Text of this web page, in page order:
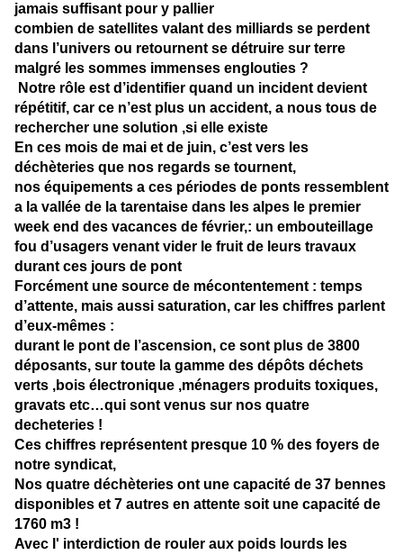
jamais suffisant pour y pallier
combien de satellites valant des milliards se perdent
dans l’univers ou retournent se détruire sur terre
malgré les sommes immenses englouties ?
Notre rôle est d’identifier quand un incident devient
répétitif, car ce n’est plus un accident, a nous tous de
rechercher une solution ,si elle existe
En ces mois de mai et de juin, c’est vers les
déchèteries que nos regards se tournent,
nos équipements a ces périodes de ponts ressemblent
a la vallée de la tarentaise dans les alpes le premier
week end des vacances de février,: un embouteillage
fou d’usagers venant vider le fruit de leurs travaux
durant ces jours de pont
Forcément une source de mécontentement : temps
d’attente, mais aussi saturation, car les chiffres parlent
d’eux-mêmes :
durant le pont de l’ascension, ce sont plus de 3800
déposants, sur toute la gamme des dépôts déchets
verts ,bois électronique ,ménagers produits toxiques,
gravats etc…qui sont venus sur nos quatre
decheteries !
Ces chiffres représentent presque 10 % des foyers de
notre syndicat,
Nos quatre déchèteries ont une capacité de 37 bennes
disponibles et 7 autres en attente soit une capacité de
1760 m3 !
Avec l' interdiction de rouler aux poids lourds les